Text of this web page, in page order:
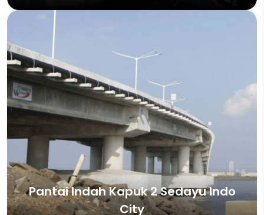
Pantai Indah Kapuk 2 Sedayu Indo
City